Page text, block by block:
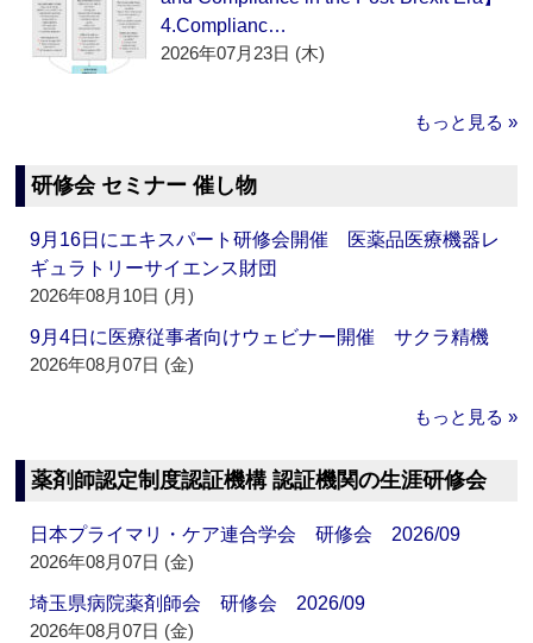
4.Complianc…
2026年07月23日 (木)
もっと見る »
研修会 セミナー 催し物
9月16日にエキスパート研修会開催 医薬品医療機器レ
ギュラトリーサイエンス財団
2026年08月10日 (月)
9月4日に医療従事者向けウェビナー開催 サクラ精機
2026年08月07日 (金)
もっと見る »
薬剤師認定制度認証機構 認証機関の生涯研修会
日本プライマリ・ケア連合学会 研修会 2026/09
2026年08月07日 (金)
埼玉県病院薬剤師会 研修会 2026/09
2026年08月07日 (金)